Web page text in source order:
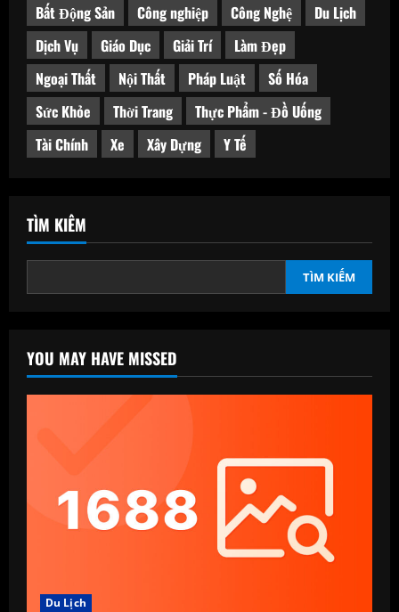
Bất Động Sản Công nghiệp Công Nghệ
Du Lịch
Dịch Vụ
Giáo Dục Giải Trí
Làm Đẹp
Ngoại Thất
Nội Thất Pháp Luật
Số Hóa
Sức Khỏe
Thời Trang
Thực Phẩm - Đồ Uống
Tài Chính
Xe Xây Dựng Y Tế
TÌM KIẾM
TÌM KIẾM
YOU MAY HAVE MISSED
Du Lịch